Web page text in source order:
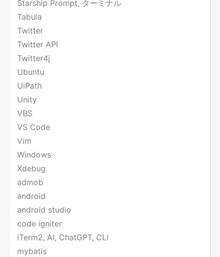
Starship Prompt, ターミナル
Tabula
Twitter
Twitter API
Twitter4j
Ubuntu
UiPath
Unity
VBS
VS Code
Vim
Windows
Xdebug
admob
android
android studio
code igniter
iTerm2, AI, ChatGPT, CLI
mybatis